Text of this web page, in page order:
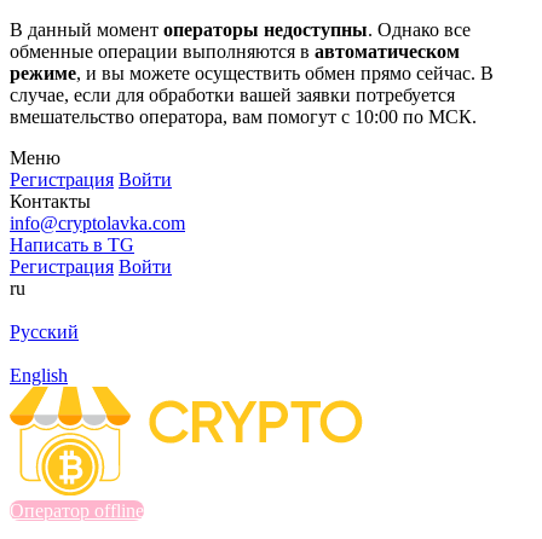
В данный момент операторы недоступны. Однако все
обменные операции выполняются в автоматическом
режиме, и вы можете осуществить обмен прямо сейчас. В
случае, если для обработки вашей заявки потребуется
вмешательство оператора, вам помогут с 10:00 по МСК.
Меню
Регистрация Войти
Контакты
info@cryptolavka.com
Написать в TG
Регистрация Войти
ru
Русский
English
Оператор offline